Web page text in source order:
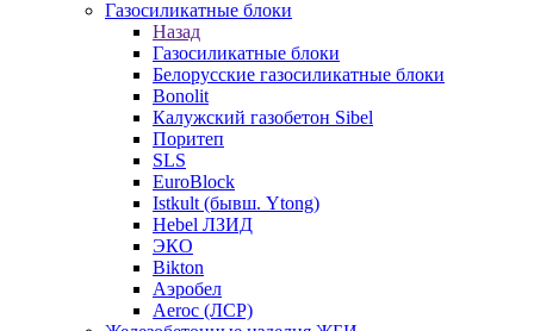
Газосиликатные блоки
Назад
Газосиликатные блоки
Белорусские газосиликатные блоки
Bonolit
Калужский газобетон Sibel
Поритеп
SLS
EuroBlock
Istkult (бывш. Ytong)
Hebel ЛЗИД
ЭКО
Bikton
Аэробел
Aeroc (ЛСР)